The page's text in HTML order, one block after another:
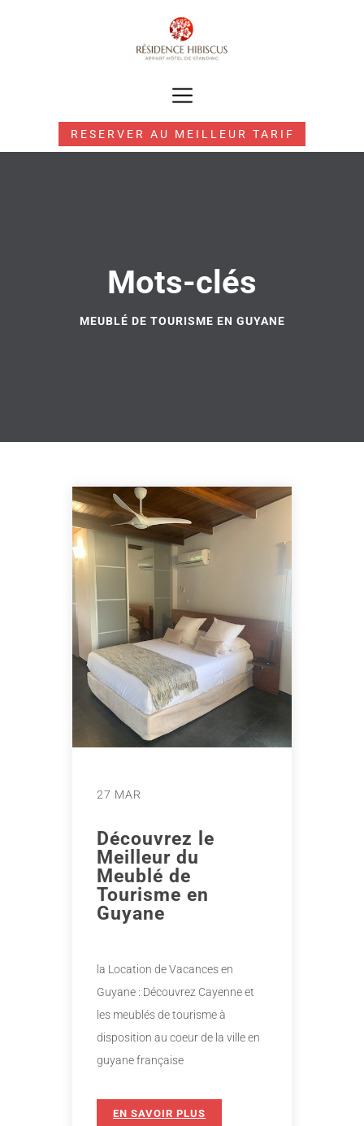
RESERVER AU MEILLEUR TARIF
Mots-clés
MEUBLÉ DE TOURISME EN GUYANE
27 MAR
Découvrez le
Meilleur du
Meublé de
Tourisme en
Guyane
la Location de Vacances en
Guyane : Découvrez Cayenne et
les meublés de tourisme à
disposition au coeur de la ville en
guyane française
EN SAVOIR PLUS